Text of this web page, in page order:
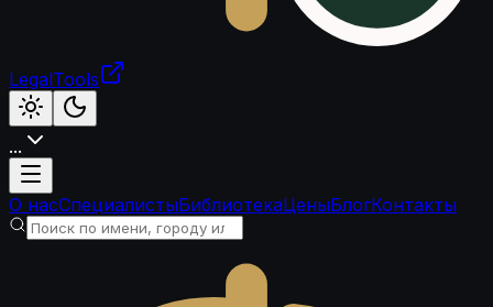
LegalTools
...
Загрузка аккаунта
О насСпециалистыБиблиотекаЦеныБлогКонтакты